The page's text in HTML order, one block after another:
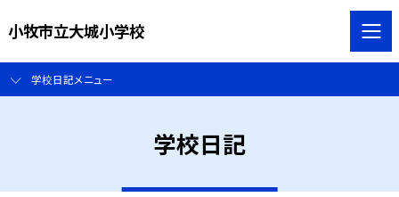
小牧市立大城小学校
学校日記メニュー
学校日記